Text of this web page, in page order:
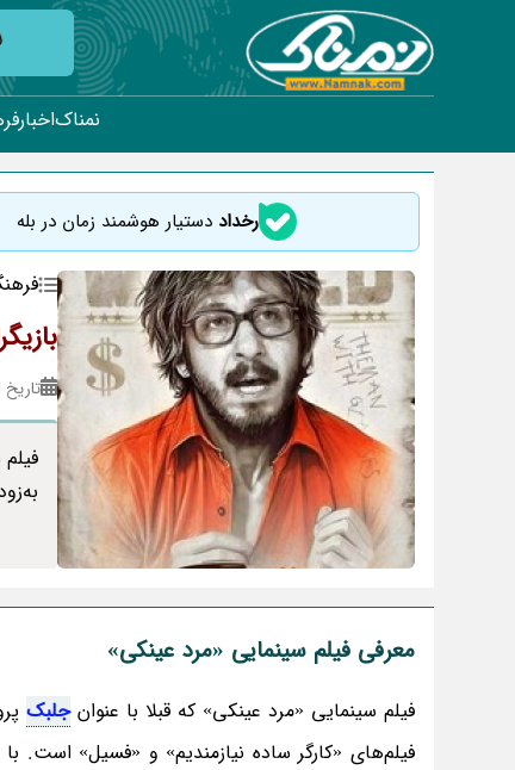
نمناکاخبار
رخداد دستیار هوشمند زمان در بله
تاریخ
معرفی فیلم سینمایی «مرد عینکی»
فیلم سینمایی «مرد عینکی» که قبلا با عنوانجلبک
فیلم‌های «کارگر ساده نیازمندیم» و «فسیل» است.